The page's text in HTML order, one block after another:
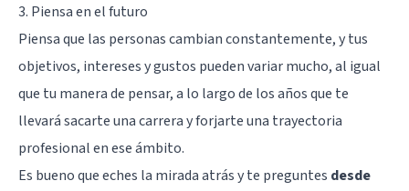
3. Piensa en el futuro
Piensa que las personas cambian constantemente, y tus
objetivos, intereses y gustos pueden variar mucho, al igual
que tu manera de pensar, a lo largo de los años que te
llevará sacarte una carrera y forjarte una trayectoria
profesional en ese ámbito.
Es bueno que eches la mirada atrás y te preguntes desde